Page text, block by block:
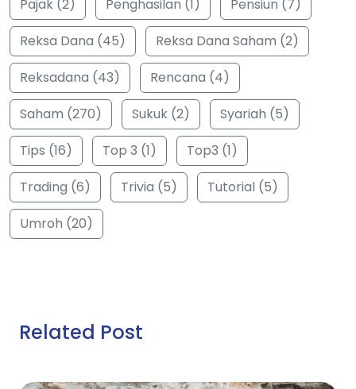
Pajak (2)
Penghasilan (1)
Pensiun (7)
Reksa Dana (45)
Reksa Dana Saham (2)
Reksadana (43)
Rencana (4)
Saham (270)
Sukuk (2)
Syariah (5)
Tips (16)
Top 3 (1)
Top3 (1)
Trading (6)
Trivia (5)
Tutorial (5)
Umroh (20)
Related Post